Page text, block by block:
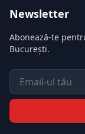
Newsletter
Abonează-te
București.
Email